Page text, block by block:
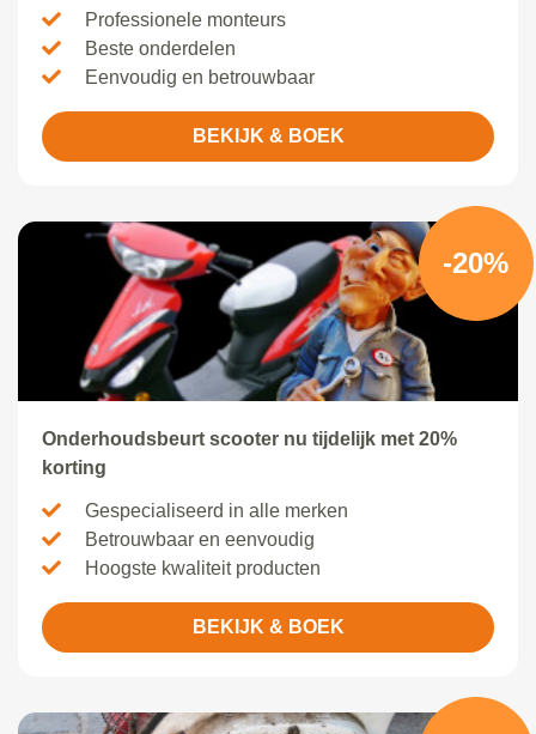
Professionele monteurs
Beste onderdelen
Eenvoudig en betrouwbaar
BEKIJK & BOEK
-20%
Onderhoudsbeurt scooter nu tijdelijk met 20%
korting
Gespecialiseerd in alle merken
Betrouwbaar en eenvoudig
Hoogste kwaliteit producten
BEKIJK & BOEK